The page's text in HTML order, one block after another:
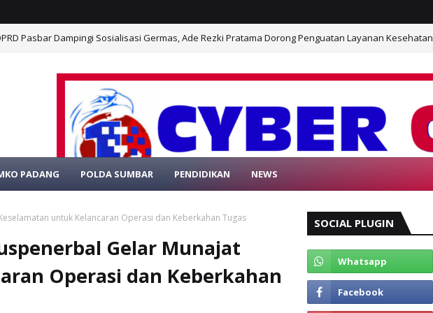
Pasbar Dampingi Sosialisasi Germas, Ade Rezki Pratama Dorong Penguatan Layanan Kesehatan
PORTAL BERITA MEDIAONLINE CYBER ONE
PADANG POLDA SUMBAR PENDIDIKAN NEWS
untuk Kelancaran Operasi dan Keberkahan Tugas
Gelar Munajat
Operasi dan Keberkahan
SOCIAL PLUGIN